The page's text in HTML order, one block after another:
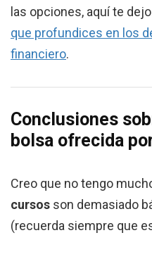
las opciones, aquí te
que profundices en los
financiero.
Conclusiones
bolsa ofrecida
Creo que no tengo
cursos son demasiado
(recuerda siempre que